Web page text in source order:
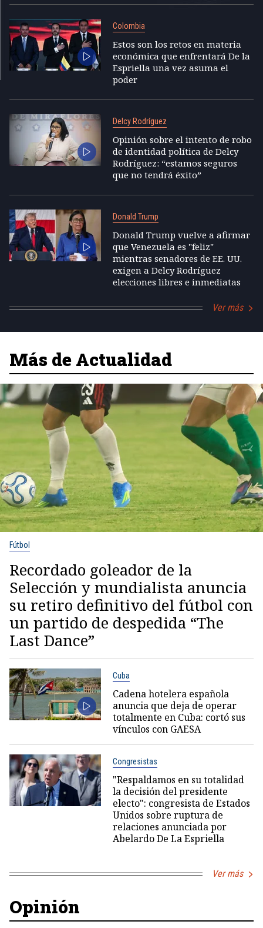
Colombia
Estos son los retos en materia
económica que enfrentará De la
Espriella una vez asuma el
poder
Delcy Rodríguez
Opinión sobre el intento de robo
de identidad política de Delcy
Rodríguez: “estamos seguros
que no tendrá éxito”
Donald Trump
Donald Trump vuelve a afirmar
que Venezuela es "feliz"
mientras senadores de EE. UU.
exigen a Delcy Rodríguez
elecciones libres e inmediatas
Ver más
Más de Actualidad
Fútbol
Recordado goleador de la
Selección y mundialista anuncia
su retiro definitivo del fútbol con
un partido de despedida “The
Last Dance”
Cuba
Cadena hotelera española
anuncia que deja de operar
totalmente en Cuba: cortó sus
vínculos con GAESA
Congresistas
"Respaldamos en su totalidad
la decisión del presidente
electo": congresista de Estados
Unidos sobre ruptura de
relaciones anunciada por
Abelardo De La Espriella
Ver más
Opinión